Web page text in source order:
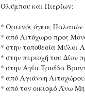
Ολύμπου και Πιερίων:
* Ορεινός όγκος
* από Λιτόχωρο προς
* στην τοποθεσία Μύλοι
* στην περιοχή του Δίον
* στην Αγία Τριάδα
* από Αγιάννη
* από τον οικισμό Άνω